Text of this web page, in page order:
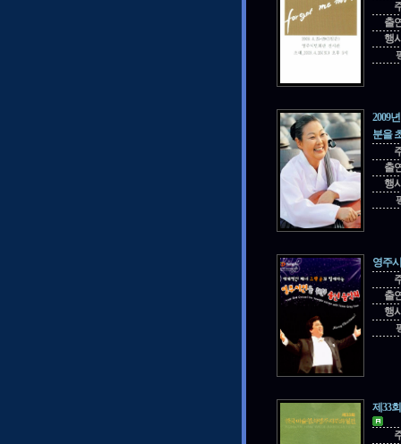
출
행
2009
분을
출
행
영주
출
행
제33